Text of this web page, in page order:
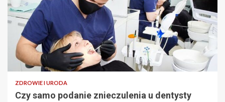
ZDROWIE I URODA
Czy samo podanie znieczulenia u dentysty